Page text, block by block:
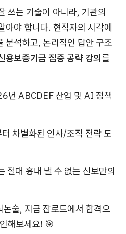
쓰는 기술이 아니라, 기관의
아야 합니다. 현직자의 시각에
분석하고, 논리적인 답안 구조
용보증기금 집중 공략 강의를
년 ABCDEF 산업 및 AI 정책
차별화된 인사/조직 전략 도
절대 흉내 낼 수 없는 신보만의
술, 지금 잡로드에서 합격으
해보세요! 🎯